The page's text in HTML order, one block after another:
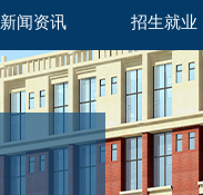
新闻资讯 招生就业